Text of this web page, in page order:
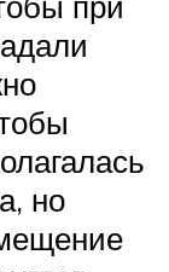
но